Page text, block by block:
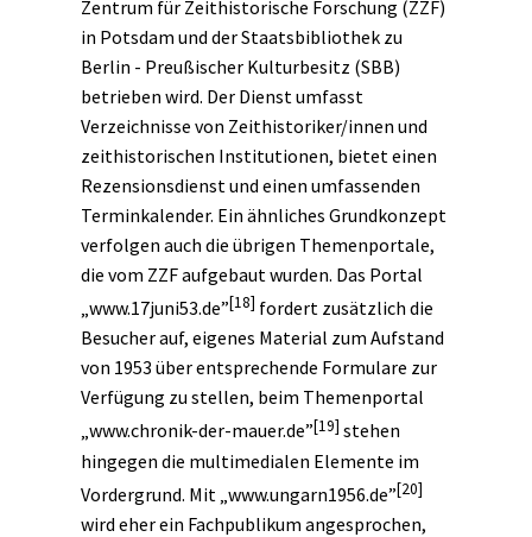
Zentrum für Zeithistorische Forschung (ZZF)
in Potsdam und der Staatsbibliothek zu
Berlin - Preußischer Kulturbesitz (SBB)
betrieben wird. Der Dienst umfasst
Verzeichnisse von Zeithistoriker/innen und
zeithistorischen Institutionen, bietet einen
Rezensionsdienst und einen umfassenden
Terminkalender. Ein ähnliches Grundkonzept
verfolgen auch die übrigen Themenportale,
die vom ZZF aufgebaut wurden. Das Portal
„www.17juni53.de”[18] fordert zusätzlich die
Besucher auf, eigenes Material zum Aufstand
von 1953 über entsprechende Formulare zur
Verfügung zu stellen, beim Themenportal
„www.chronik-der-mauer.de”[19] stehen
hingegen die multimedialen Elemente im
Vordergrund. Mit „www.ungarn1956.de”[20]
wird eher ein Fachpublikum angesprochen,